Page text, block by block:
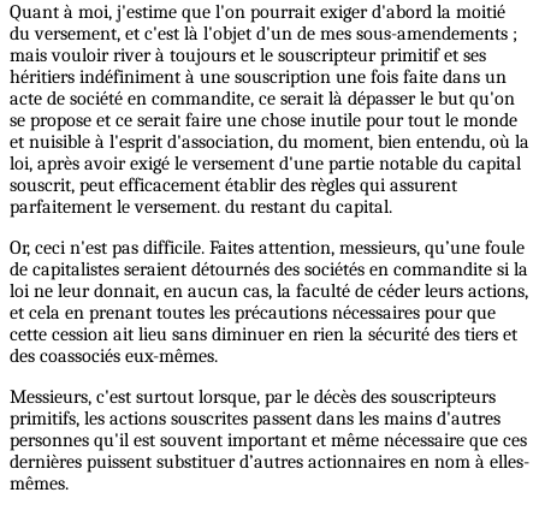
Quant à moi, j'estime que l'on pourrait exiger d'abord la moitié
du versement, et c'est là l'objet d'un de mes sous-amendements ;
mais vouloir river à toujours et le souscripteur primitif et ses
héritiers indéfiniment à une souscription une fois faite dans un
acte de société en commandite, ce serait là dépasser le but qu'on
se propose et ce serait faire une chose inutile pour tout le monde
et nuisible à l'esprit d'association, du moment, bien entendu, où la
loi, après avoir exigé le versement d'une partie notable du capital
souscrit, peut efficacement établir des règles qui assurent
parfaitement le versement. du restant du capital.
Or, ceci n'est pas difficile. Faites attention, messieurs, qu’une foule
de capitalistes seraient détournés des sociétés en commandite si la
loi ne leur donnait, en aucun cas, la faculté de céder leurs actions,
et cela en prenant toutes les précautions nécessaires pour que
cette cession ait lieu sans diminuer en rien la sécurité des tiers et
des coassociés eux-mêmes.
Messieurs, c'est surtout lorsque, par le décès des souscripteurs
primitifs, les actions souscrites passent dans les mains d'autres
personnes qu'il est souvent important et même nécessaire que ces
dernières puissent substituer d’autres actionnaires en nom à elles-
mêmes.